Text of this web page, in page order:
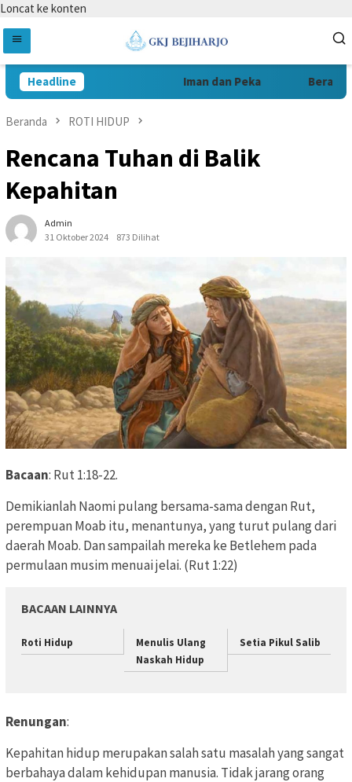
Loncat ke konten
Headline Iman dan Peka Berani
Beranda ROTI HIDUP
Rencana Tuhan di Balik
Kepahitan
Admin
31 Oktober 2024
873 Dilihat
Bacaan: Rut 1:18-22.
Demikianlah Naomi pulang bersama-sama dengan Rut,
perempuan Moab itu, menantunya,yang turut pulang dari
daerah Moab. Dan sampailah mereka ke Betlehem pada
permulaanmusim menuai jelai. (Rut 1:22)
BACAAN LAINNYA
Roti Hidup
Menulis Ulang
Naskah Hidup
Setia Pikul Salib
Renungan:
Kepahitan hidup merupakan salah satu masalah yang sangat
berbahaya dalam kehidupan manusia. Tidak jarang orang